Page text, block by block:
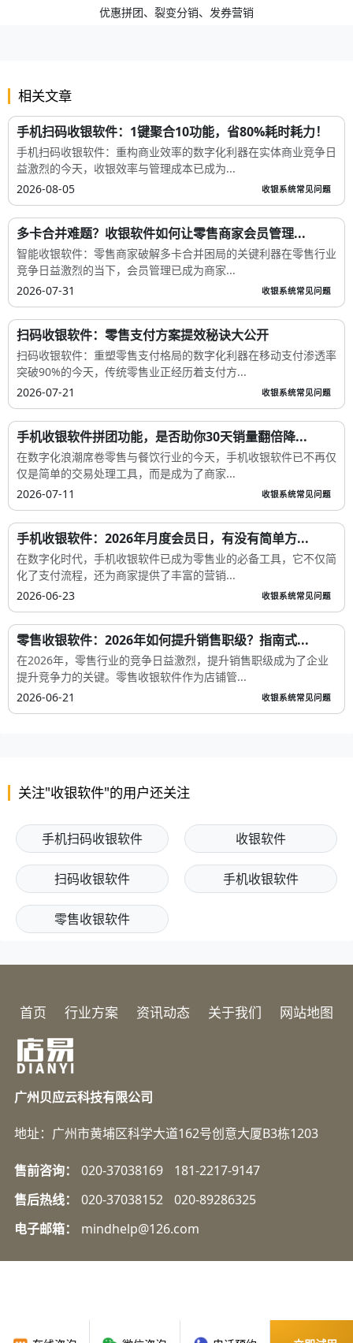
优惠拼团、裂变分销、发券营销
相关文章
手机扫码收银软件：1键聚合10功能，省80%耗时耗力！
手机扫码收银软件：重构商业效率的数字化利器在实体商业竞争日
益激烈的今天，收银效率与管理成本已成为...
2026-08-05
收银系统常见问题
多卡合并难题？收银软件如何让零售商家会员管理...
智能收银软件：零售商家破解多卡合并困局的关键利器在零售行业
竞争日益激烈的当下，会员管理已成为商家...
2026-07-31
收银系统常见问题
扫码收银软件：零售支付方案提效秘诀大公开
扫码收银软件：重塑零售支付格局的数字化利器在移动支付渗透率
突破90%的今天，传统零售业正经历着支付方...
2026-07-21
收银系统常见问题
手机收银软件拼团功能，是否助你30天销量翻倍降...
在数字化浪潮席卷零售与餐饮行业的今天，手机收银软件已不再仅
仅是简单的交易处理工具，而是成为了商家...
2026-07-11
收银系统常见问题
手机收银软件：2026年月度会员日，有没有简单方...
在数字化时代，手机收银软件已成为零售业的必备工具，它不仅简
化了支付流程，还为商家提供了丰富的营销...
2026-06-23
收银系统常见问题
零售收银软件：2026年如何提升销售职级？指南式...
在2026年，零售行业的竞争日益激烈，提升销售职级成为了企业
提升竞争力的关键。零售收银软件作为店铺管...
2026-06-21
收银系统常见问题
关注"收银软件"的用户还关注
手机扫码收银软件 收银软件
扫码收银软件 手机收银软件
零售收银软件
首页 行业方案 资讯动态 关于我们 网站地图
广州贝应云科技有限公司
地址：广州市黄埔区科学大道162号创意大厦B3栋1203
售前咨询： 020-37038169
181-2217-9147
售后热线：
020-37038152
020-89286325
电子邮箱：
mindhelp@126.com